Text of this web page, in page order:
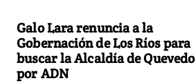
Galo Lara renuncia a la
Gobernación de Los Ríos para
buscar la Alcaldía de Quevedo
por ADN